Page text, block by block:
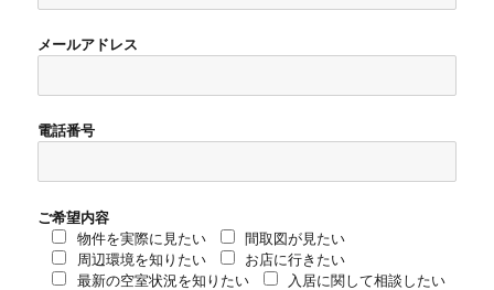
メールアドレス
電話番号
ご希望内容
物件を実際に見たい
間取図が見たい
周辺環境を知りたい
お店に行きたい
最新の空室状況を知りたい
入居に関して相談したい